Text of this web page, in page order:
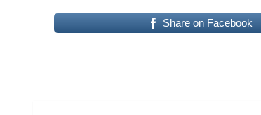
Share on Facebook